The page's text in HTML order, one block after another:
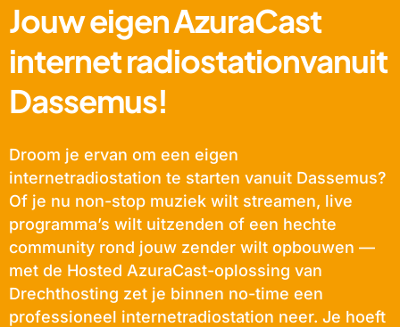
Jouw eigen AzuraCast
internet radiostationvanuit
Dassemus!
Droom je ervan om een eigen
internetradiostation te starten vanuit Dassemus?
Of je nu non-stop muziek wilt streamen, live
programma’s wilt uitzenden of een hechte
community rond jouw zender wilt opbouwen —
met de Hosted AzuraCast-oplossing van
Drechthosting zet je binnen no-time een
professioneel internetradiostation neer. Je hoeft